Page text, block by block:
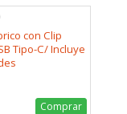
con Clip
Tipo-C/ Incluye
Comprar